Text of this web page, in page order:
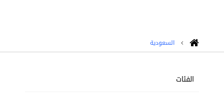
السعودية
الفئات